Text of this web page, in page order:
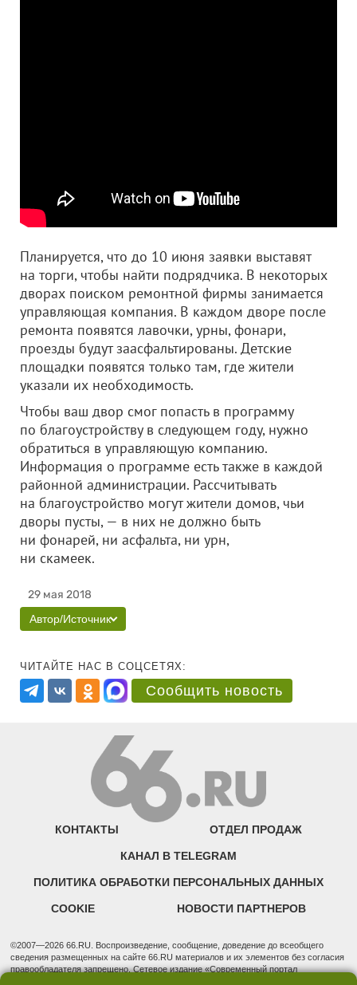
Планируется, что до 10 июня заявки выставят
на торги, чтобы найти подрядчика. В некоторых
дворах поиском ремонтной фирмы занимается
управляющая компания. В каждом дворе после
ремонта появятся лавочки, урны, фонари,
проезды будут заасфальтированы. Детские
площадки появятся только там, где жители
указали их необходимость.
Чтобы ваш двор смог попасть в программу
по благоустройству в следующем году, нужно
обратиться в управляющую компанию.
Информация о программе есть также в каждой
районной администрации. Рассчитывать
на благоустройство могут жители домов, чьи
дворы пусты, — в них не должно быть
ни фонарей, ни асфальта, ни урн,
ни скамеек.
29 мая 2018
Автор/Источник
ЧИТАЙТЕ НАС В СОЦСЕТЯХ:
Сообщить новость
КОНТАКТЫ ОТДЕЛ ПРОДАЖ
КАНАЛ В TELEGRAM
ПОЛИТИКА ОБРАБОТКИ ПЕРСОНАЛЬНЫХ ДАННЫХ
COOKIE НОВОСТИ ПАРТНЕРОВ
©2007—2026 66.RU. Воспроизведение, сообщение, доведение до всеобщего
сведения размещенных на сайте 66.RU материалов и их элементов без согласия
правообладателя запрещено. Сетевое издание «Современный портал